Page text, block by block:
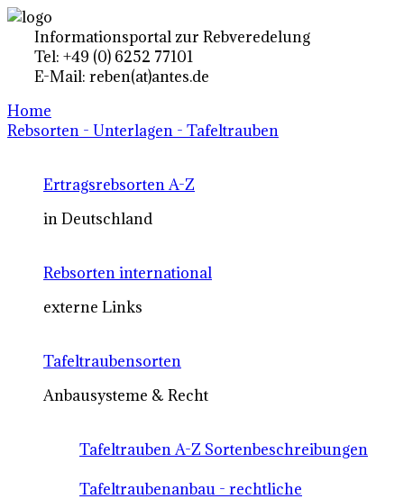
Informationsportal zur Rebveredelung
Tel: +49 (0) 6252 77101
E-Mail: reben(at)antes.de
Home
Rebsorten - Unterlagen - Tafeltrauben
Ertragsrebsorten A-Z
in Deutschland
Rebsorten international
externe Links
Tafeltraubensorten
Anbausysteme & Recht
Tafeltrauben A-Z Sortenbeschreibungen
Tafeltraubenanbau - rechtliche